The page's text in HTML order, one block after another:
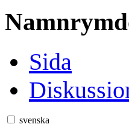
Sida
svenska